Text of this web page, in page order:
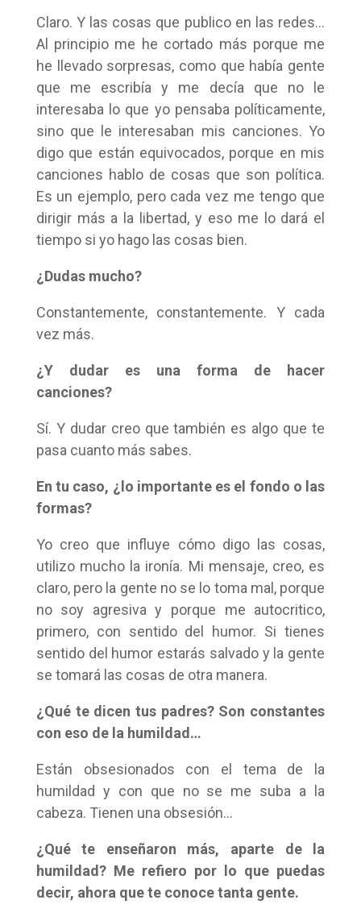
Claro. Y las cosas que publico en las redes…
Al principio me he cortado más porque me
he llevado sorpresas, como que había gente
que me escribía y me decía que no le
interesaba lo que yo pensaba políticamente,
sino que le interesaban mis canciones. Yo
digo que están equivocados, porque en mis
canciones hablo de cosas que son política.
Es un ejemplo, pero cada vez me tengo que
dirigir más a la libertad, y eso me lo dará el
tiempo si yo hago las cosas bien.
¿Dudas mucho?
Constantemente, constantemente. Y cada
vez más.
¿Y dudar es una forma de hacer
canciones?
Sí. Y dudar creo que también es algo que te
pasa cuanto más sabes.
En tu caso, ¿lo importante es el fondo o las
formas?
Yo creo que influye cómo digo las cosas,
utilizo mucho la ironía. Mi mensaje, creo, es
claro, pero la gente no se lo toma mal, porque
no soy agresiva y porque me autocritico,
primero, con sentido del humor. Si tienes
sentido del humor estarás salvado y la gente
se tomará las cosas de otra manera.
¿Qué te dicen tus padres? Son constantes
con eso de la humildad…
Están obsesionados con el tema de la
humildad y con que no se me suba a la
cabeza. Tienen una obsesión…
¿Qué te enseñaron más, aparte de la
humildad? Me refiero por lo que puedas
decir, ahora que te conoce tanta gente.